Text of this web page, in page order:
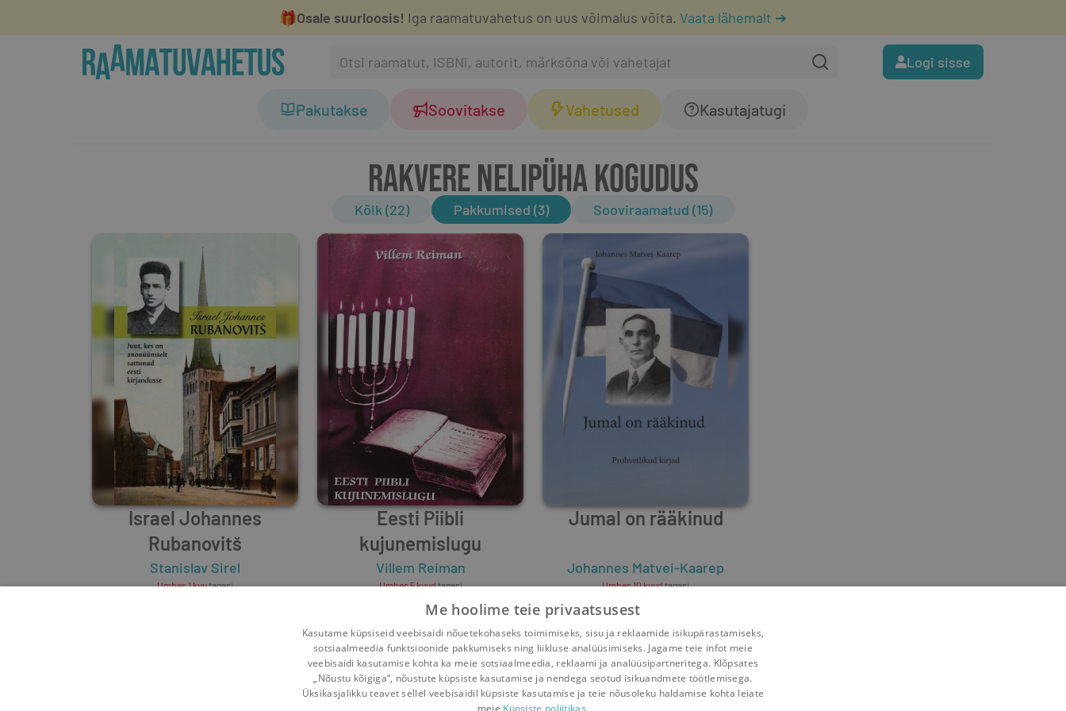
🎁Osale suurloosis! Iga raamatuvahetus on uus võimalus võita. Vaata lähemalt ➔
Logi sisse
Pakutakse Soovitakse Vahetused Kasutajatugi
RAKVERE NELIPÜHA KOGUDUS
Kõik (22) Pakkumised (3) Sooviraamatud (15)
Israel Johannes
Rubanovitš
Stanislav Sirel
Umbes 1 kuutagasi
Eesti Piibli
kujunemislugu
Villem Reiman
Umbes 5 kuudtagasi
Jumal on rääkinud
Johannes Matvei-Kaarep
Umbes 10 kuudtagasi
Me hoolime teie privaatsusest
Kasutame küpsiseid veebisaidi nõuetekohaseks toimimiseks, sisu ja reklaamide isikupärastamiseks,
sotsiaalmeedia funktsioonide pakkumiseks ning liikluse analüüsimiseks. Jagame teie infot meie
veebisaidi kasutamise kohta ka meie sotsiaalmeedia, reklaami ja analüüsipartneritega. Klõpsates
„Nõustu kõigiga“, nõustute küpsiste kasutamise ja nendega seotud isikuandmete töötlemisega.
Üksikasjalikku teavet sellel veebisaidil küpsiste kasutamise ja teie nõusoleku haldamise kohta leiate
meie Küpsiste poliitikas.